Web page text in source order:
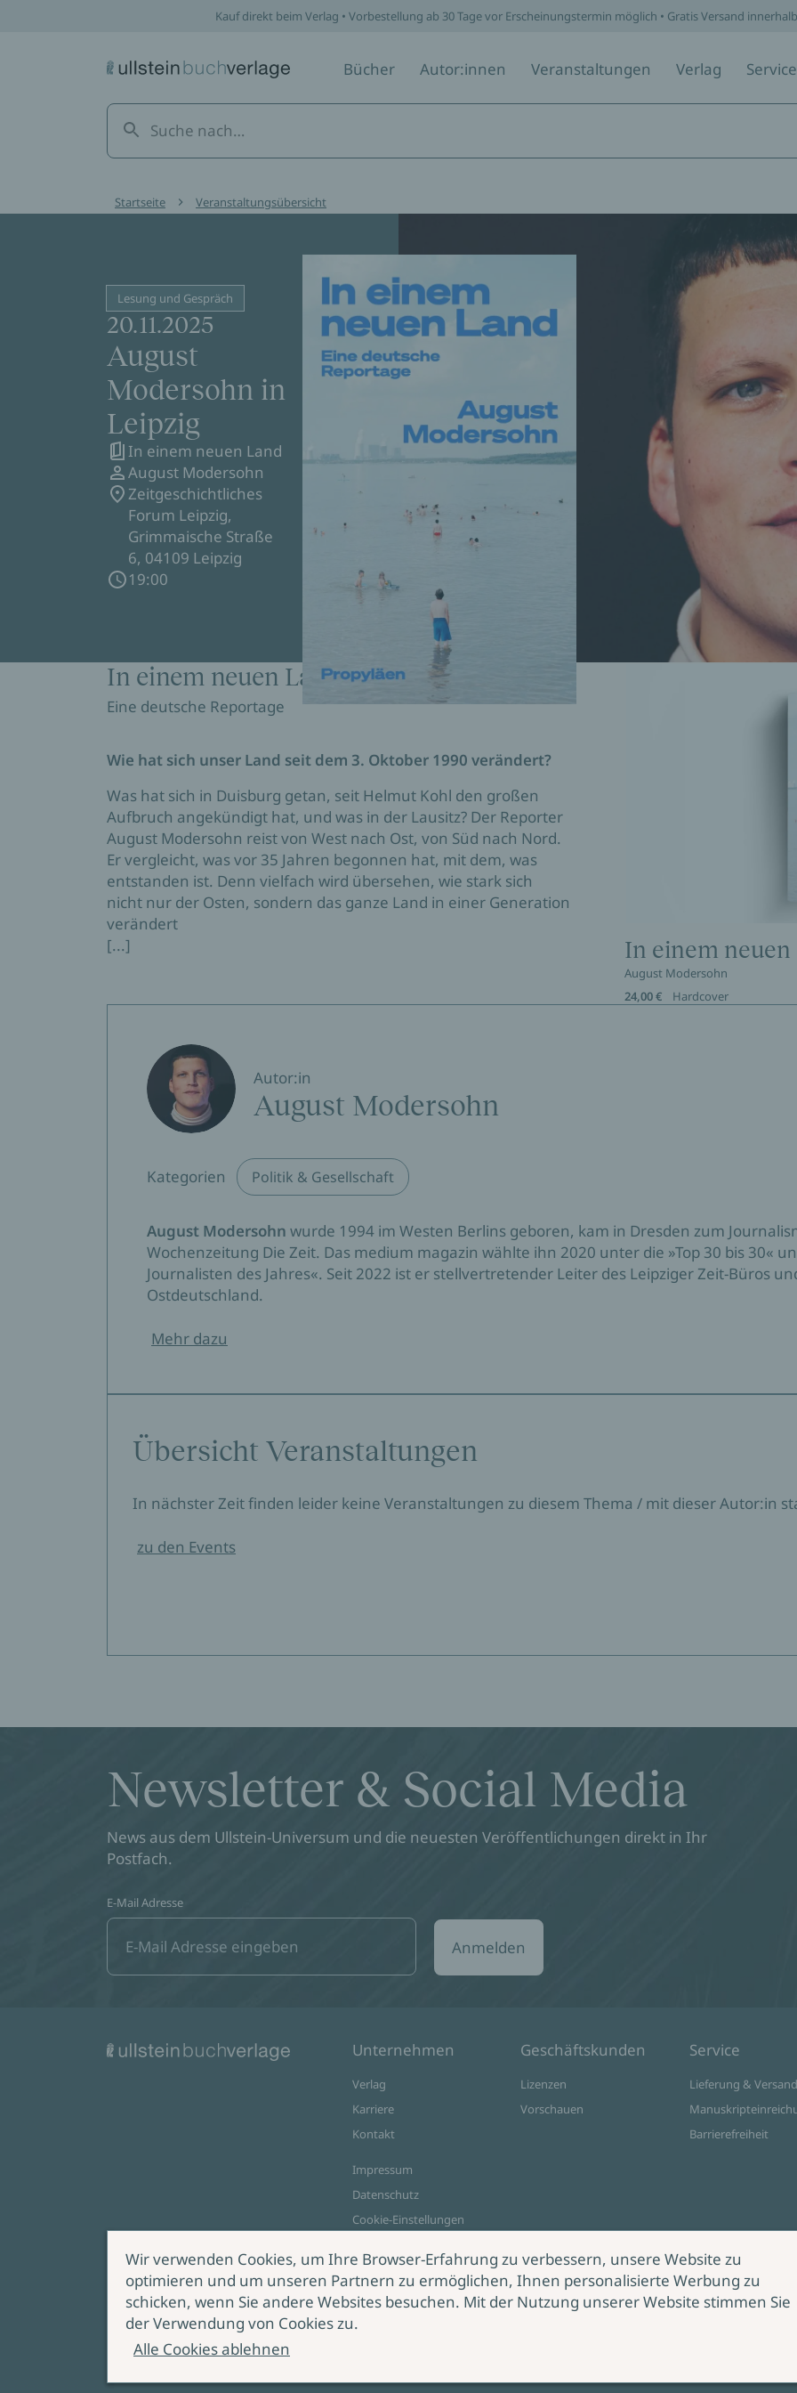
Kauf direkt beim Verlag • Vorbestellung ab 30 Tage vor Erscheinungstermin möglich • Gratis Versand
Bücher Autor:innen Veranstaltungen Verlag Service
Startseite Veranstaltungsübersicht
Lesung und Gespräch
20.11.2025
August
Modersohn in
Leipzig
In einem neuen Land
August Modersohn
Zeitgeschichtliches
Forum Leipzig,
Grimmaische Straße
6, 04109 Leipzig
19:00
In einem neuen Land
Eine deutsche Reportage
Wie hat sich unser Land seit dem 3. Oktober 1990 verändert?
Was hat sich in Duisburg getan, seit Helmut Kohl den großen
Aufbruch angekündigt hat, und was in der Lausitz? Der Reporter
August Modersohn reist von West nach Ost, von Süd nach Nord.
Er vergleicht, was vor 35 Jahren begonnen hat, mit dem, was
entstanden ist. Denn vielfach wird übersehen, wie stark sich
nicht nur der Osten, sondern das ganze Land in einer Generation
verändert
[...]
In einem neuen
August Modersohn
24,00 €
Hardcover
Autor:in
August Modersohn
Kategorien Politik & Gesellschaft
August Modersohn wurde 1994 im Westen Berlins geboren, kam in Dresden zum
Wochenzeitung Die Zeit. Das medium magazin wählte ihn 2020 unter die »Top 30 bis 30«
Journalisten des Jahres«. Seit 2022 ist er stellvertretender Leiter des Leipziger Zeit-Büros
Ostdeutschland.
Mehr dazu
Übersicht Veranstaltungen
In nächster Zeit finden leider keine Veranstaltungen zu diesem Thema / mit dieser Autor:in
zu den Events
Newsletter & Social Media
News aus dem Ullstein-Universum und die neuesten Veröffentlichungen direkt in Ihr
Postfach.
E-Mail Adresse
Anmelden
Unternehmen
Verlag
Karriere
Kontakt
Impressum
Datenschutz
Cookie-Einstellungen
Geschäftskunden
Lizenzen
Vorschauen
Service
Lieferung & Versand
Barrierefreiheit
Zahlungsoptionen
Wir verwenden Cookies, um Ihre Browser-Erfahrung zu verbessern, unsere Website zu
optimieren und um unseren Partnern zu ermöglichen, Ihnen personalisierte Werbung zu
schicken, wenn Sie andere Websites besuchen. Mit der Nutzung unserer Website stimmen Sie
der Verwendung von Cookies zu.
Alle Cookies ablehnen